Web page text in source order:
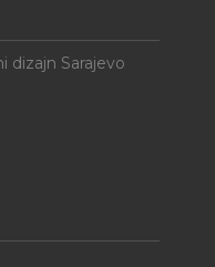
dizajn Sarajevo